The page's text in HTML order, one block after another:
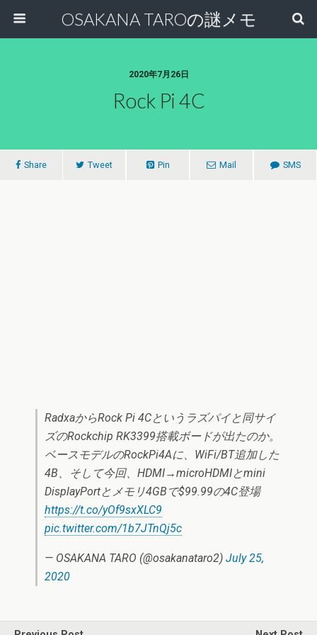
OSAKANA TAROの謎メモ
2020年7月26日
Rock Pi 4C
Share Tweet Pin Mail SMS
RadxaからRock Pi 4Cというラズパイと同サイ
ズのRockchip RK3399搭載ボードが出たのか。
ベースモデルのRockPi4Aに、WiFi/BT追加した
4B、そして今回、HDMI→microHDMIとmini
DisplayPortとメモリ4GBで$99.99の4C登場
https://t.co/yOf9sxXLC9
pic.twitter.com/1b7JTnQj5c
— OSAKANA TARO (@osakanataro2) July 25,
2020